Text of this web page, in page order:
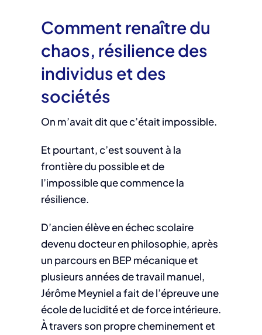
Comment renaître du
chaos, résilience des
individus et des
sociétés
On m’avait dit que c’était impossible.
Et pourtant, c’est souvent à la
frontière du possible et de
l’impossible que commence la
résilience.
D’ancien élève en échec scolaire
devenu docteur en philosophie, après
un parcours en BEP mécanique et
plusieurs années de travail manuel,
Jérôme Meyniel a fait de l’épreuve une
école de lucidité et de force intérieure.
À travers son propre cheminement et